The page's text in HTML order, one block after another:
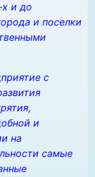
х и до
и поселки
с
и
на
самые